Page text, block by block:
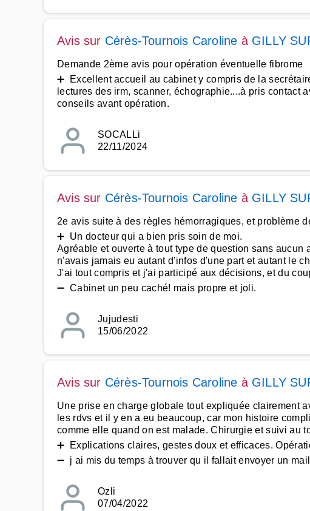
Avis sur Cérès-Tournois Caroline à GILLY
Demande 2ème avis pour opération éventuelle fibrome
➕ Excellent accueil au cabinet y compris de la
lectures des irm, scanner, échographie....à pris
conseils avant opération.
SOCALLi
22/11/2024
Avis sur Cérès-Tournois Caroline à GILLY
2e avis suite à des règles hémorragiques, et problème
➕ Un docteur qui a bien pris soin de moi.
Agréable et ouverte à tout type de question sans
n'avais jamais eu autant d'infos d'une part et autant le
J'ai tout compris et j'ai participé aux décisions, et du
➖ Cabinet un peu caché! mais propre et joli.
Jujudesti
15/06/2022
Avis sur Cérès-Tournois Caroline à GILLY
Une prise en charge globale tout expliquée clairement
les rdvs et il y en a eu beaucoup, car mon histoire
comme elle quand on est malade. Chirurgie et suivi au
➕ Explications claires, gestes doux et efficaces.
➖ j ai mis du temps à trouver qu il fallait envoyer un
Ozli
07/04/2022